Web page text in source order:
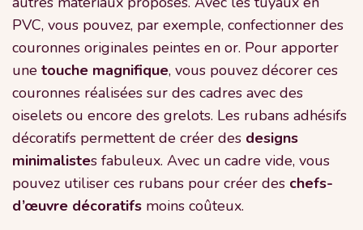
PVC, vous pouvez, par exemple, confectionner des
couronnes originales peintes en or. Pour apporter
une touche magnifique, vous pouvez décorer ces
couronnes réalisées sur des cadres avec des
oiselets ou encore des grelots. Les rubans adhésifs
décoratifs permettent de créer des designs
minimalistes fabuleux. Avec un cadre vide, vous
pouvez utiliser ces rubans pour créer des chefs-
d’œuvre décoratifs moins coûteux.